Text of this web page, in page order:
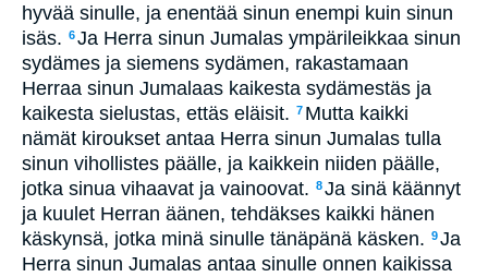
hyvää sinulle, ja enentää sinun enempi kuin sinun
isäs. 6Ja Herra sinun Jumalas ympärileikkaa sinun
sydämes ja siemens sydämen, rakastamaan
Herraa sinun Jumalaas kaikesta sydämestäs ja
kaikesta sielustas, ettäs eläisit. 7 Mutta kaikki
nämät kiroukset antaa Herra sinun Jumalas tulla
sinun vihollistes päälle, ja kaikkein niiden päälle,
jotka sinua vihaavat ja vainoovat. 8Ja sinä käännyt
ja kuulet Herran äänen, tehdäkses kaikki hänen
käskynsä, jotka minä sinulle tänäpänä käsken. 9Ja
Herra sinun Jumalas antaa sinulle onnen kaikissa